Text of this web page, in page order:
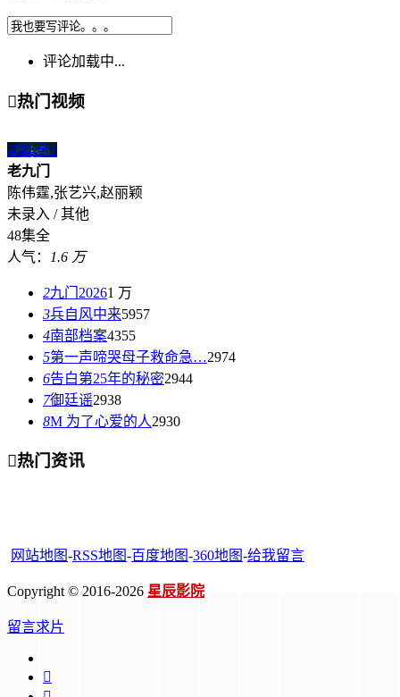
评论加载中...
热门视频
48集全1
老九门
陈伟霆,张艺兴,赵丽颖
未录入 / 其他
48集全
人气：
1.6 万
2九门20261 万
3兵自风中来5957
4南部档案4355
5第一声啼哭母子救命急…2974
6告白第25年的秘密2944
7御廷谣2938
8M 为了心爱的人2930
热门资讯
网站地图-RSS地图-百度地图-360地图-给我留言
Copyright © 2016-2026 星辰影院
留言求片
